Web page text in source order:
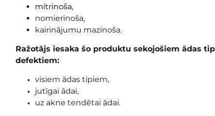
mitrinoša,
nomierinoša,
kairinājumu mazinoša.
Ražotājs iesaka šo produktu sekojošiem ādas
defektiem:
visiem ādas tipiem,
jutīgai ādai,
uz akne tendētai ādai.